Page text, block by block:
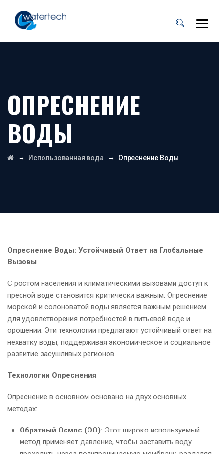
ОПРЕСНЕНИЕ
ВОДЫ
→ Использованная вода → Опреснение Воды
Опреснение Воды: Устойчивый Ответ на Глобальные
Вызовы
С ростом населения и климатическими вызовами доступ к
пресной воде становится критически важным. Опреснение
морской и солоноватой воды является важным решением
для удовлетворения потребностей в питьевой воде и
орошении. Эти технологии предлагают устойчивый ответ на
нехватку воды, поддерживая экономическое и социальное
развитие засушливых регионов.
Технологии Опреснения
Опреснение в основном основано на двух основных
методах:
Обратный Осмос (ОО): Этот широко используемый
метод применяет давление, чтобы заставить воду